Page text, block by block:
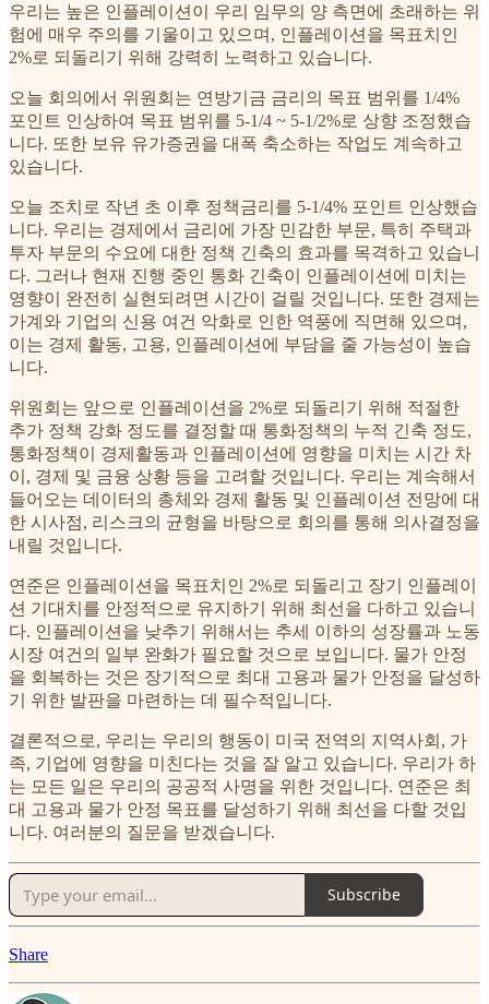
우리는 높은 인플레이션이 우리 임무의 양 측면에 초래하는 위
험에 매우 주의를 기울이고 있으며, 인플레이션을 목표치인
2%로 되돌리기 위해 강력히 노력하고 있습니다.
오늘 회의에서 위원회는 연방기금 금리의 목표 범위를 1/4%
포인트 인상하여 목표 범위를 5-1/4 ~ 5-1/2%로 상향 조정했습
니다. 또한 보유 유가증권을 대폭 축소하는 작업도 계속하고
있습니다.
오늘 조치로 작년 초 이후 정책금리를 5-1/4% 포인트 인상했습
니다. 우리는 경제에서 금리에 가장 민감한 부문, 특히 주택과
투자 부문의 수요에 대한 정책 긴축의 효과를 목격하고 있습니
다. 그러나 현재 진행 중인 통화 긴축이 인플레이션에 미치는
영향이 완전히 실현되려면 시간이 걸릴 것입니다. 또한 경제는
가계와 기업의 신용 여건 악화로 인한 역풍에 직면해 있으며,
이는 경제 활동, 고용, 인플레이션에 부담을 줄 가능성이 높습
니다.
위원회는 앞으로 인플레이션을 2%로 되돌리기 위해 적절한
추가 정책 강화 정도를 결정할 때 통화정책의 누적 긴축 정도,
통화정책이 경제활동과 인플레이션에 영향을 미치는 시간 차
이, 경제 및 금융 상황 등을 고려할 것입니다. 우리는 계속해서
들어오는 데이터의 총체와 경제 활동 및 인플레이션 전망에 대
한 시사점, 리스크의 균형을 바탕으로 회의를 통해 의사결정을
내릴 것입니다.
연준은 인플레이션을 목표치인 2%로 되돌리고 장기 인플레이
션 기대치를 안정적으로 유지하기 위해 최선을 다하고 있습니
다. 인플레이션을 낮추기 위해서는 추세 이하의 성장률과 노동
시장 여건의 일부 완화가 필요할 것으로 보입니다. 물가 안정
을 회복하는 것은 장기적으로 최대 고용과 물가 안정을 달성하
기 위한 발판을 마련하는 데 필수적입니다.
결론적으로, 우리는 우리의 행동이 미국 전역의 지역사회, 가
족, 기업에 영향을 미친다는 것을 잘 알고 있습니다. 우리가 하
는 모든 일은 우리의 공공적 사명을 위한 것입니다. 연준은 최
대 고용과 물가 안정 목표를 달성하기 위해 최선을 다할 것입
니다. 여러분의 질문을 받겠습니다.
Subscribe
Share